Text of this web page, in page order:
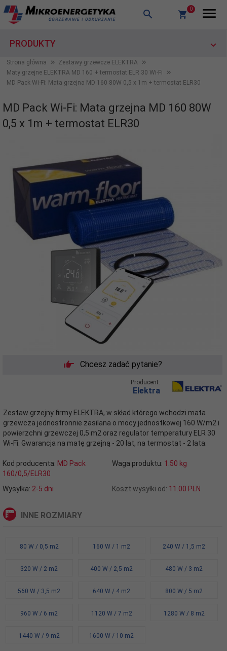
0
PRODUKTY
Strona główna
Zestawy grzewcze ELEKTRA
Maty grzejne ELEKTRA MD 160 + termostat ELR 30 Wi-Fi
MD Pack Wi-Fi: Mata grzejna MD 160 80W 0,5 x 1m + termostat ELR30
MD Pack Wi-Fi: Mata grzejna MD 160 80W
0,5 x 1m + termostat ELR30
Chcesz zadać pytanie?
Producent:
Elektra
Zestaw grzejny firmy ELEKTRA, w skład którego wchodzi mata
grzewcza jednostronnie zasilana o mocy jednostkowej 160 W/m2 i
powierzchni grzewczej 0,5 m2 oraz regulator temperatury ELR 30
Wi-Fi. Gwarancja na matę grzejną - 20 lat, na termostat - 2 lata.
Kod producenta: MD Pack
160/0,5/ELR30
Waga produktu: 1.50 kg
Wysyłka: 2-5 dni Koszt wysyłki od: 11.00 PLN
INNE ROZMIARY
80 W / 0,5 m2 160 W / 1 m2 240 W / 1,5 m2
320 W / 2 m2 400 W / 2,5 m2 480 W / 3 m2
560 W / 3,5 m2 640 W / 4 m2 800 W / 5 m2
960 W / 6 m2 1120 W / 7 m2 1280 W / 8 m2
1440 W / 9 m2 1600 W / 10 m2